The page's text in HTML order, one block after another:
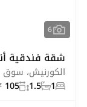
6
شقة فندقية
الكورنيش،
1
1.5
105 m²